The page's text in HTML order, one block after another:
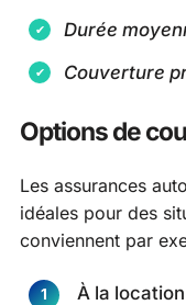
Durée
Couverture
Options de
Les assurances
idéales pour des
conviennent par
À la